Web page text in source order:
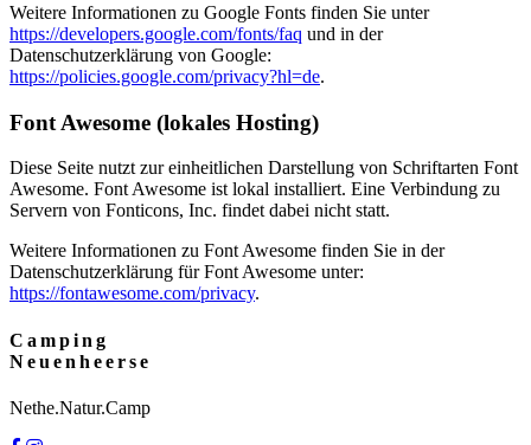
Weitere Informationen zu Google Fonts finden Sie unter
https://developers.google.com/fonts/faq und in der
Datenschutzerklärung von Google:
https://policies.google.com/privacy?hl=de.
Font Awesome (lokales Hosting)
Diese Seite nutzt zur einheitlichen Darstellung von Schriftarten Font
Awesome. Font Awesome ist lokal installiert. Eine Verbindung zu
Servern von Fonticons, Inc. findet dabei nicht statt.
Weitere Informationen zu Font Awesome finden Sie in der
Datenschutzerklärung für Font Awesome unter:
https://fontawesome.com/privacy.
Camping
Neuenheerse
Nethe.Natur.Camp